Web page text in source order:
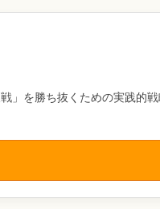
」を勝ち抜くための実践的